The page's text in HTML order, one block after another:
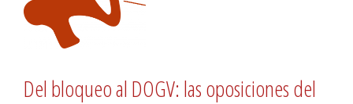
Del bloqueo al DOGV: las oposiciones del